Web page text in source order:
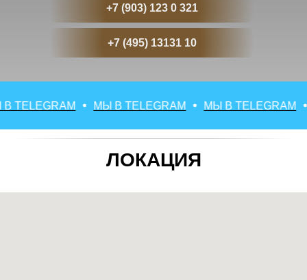
+7 (903) 123 0 321
+7 (495) 13131 10
МЫ В TELEGRAM МЫ В TELEGRAM
ЛОКАЦИЯ